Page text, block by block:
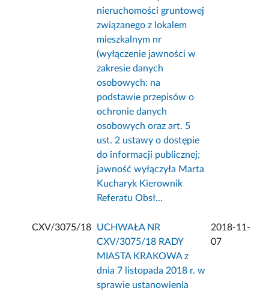
nieruchomości gruntowej
związanego z lokalem
mieszkalnym nr
(wyłączenie jawności w
zakresie danych
osobowych: na
podstawie przepisów o
ochronie danych
osobowych oraz art. 5
ust. 2 ustawy o dostępie
do informacji publicznej;
jawność wyłączyła Marta
Kucharyk Kierownik
Referatu Obsł...
CXV/3075/18
UCHWAŁA NR
CXV/3075/18 RADY
MIASTA KRAKOWA z
dnia 7 listopada 2018 r. w
sprawie ustanowienia
2018-11-
07